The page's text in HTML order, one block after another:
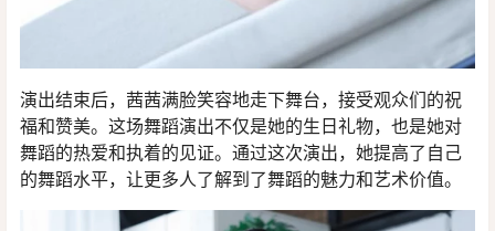
演出结束后，茜茜满脸笑容地走下舞台，接受观众们的祝
福和赞美。这场舞蹈演出不仅是她的生日礼物，也是她对
舞蹈的热爱和执着的见证。通过这次演出，她提高了自己
的舞蹈水平，让更多人了解到了舞蹈的魅力和艺术价值。